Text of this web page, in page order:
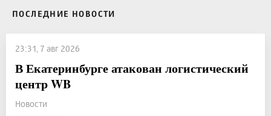
ПОСЛЕДНИЕ НОВОСТИ
23:31, 7 авг 2026
В Екатеринбурге атакован логистический
центр WB
Новости